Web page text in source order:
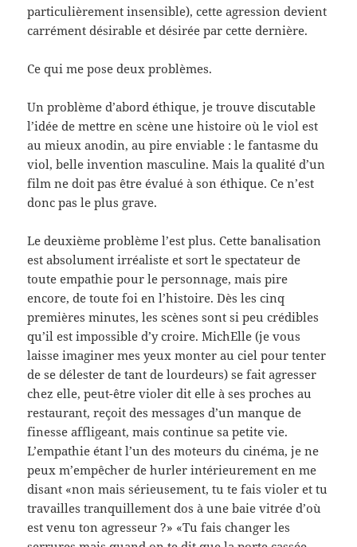
particulièrement insensible), cette agression devient
carrément désirable et désirée par cette dernière.
Ce qui me pose deux problèmes.
Un problème d’abord éthique, je trouve discutable
l’idée de mettre en scène une histoire où le viol est
au mieux anodin, au pire enviable : le fantasme du
viol, belle invention masculine. Mais la qualité d’un
film ne doit pas être évalué à son éthique. Ce n’est
donc pas le plus grave.
Le deuxième problème l’est plus. Cette banalisation
est absolument irréaliste et sort le spectateur de
toute empathie pour le personnage, mais pire
encore, de toute foi en l’histoire. Dès les cinq
premières minutes, les scènes sont si peu crédibles
qu’il est impossible d’y croire. MichElle (je vous
laisse imaginer mes yeux monter au ciel pour tenter
de se délester de tant de lourdeurs) se fait agresser
chez elle, peut-être violer dit elle à ses proches au
restaurant, reçoit des messages d’un manque de
finesse affligeant, mais continue sa petite vie.
L’empathie étant l’un des moteurs du cinéma, je ne
peux m’empêcher de hurler intérieurement en me
disant «non mais sérieusement, tu te fais violer et tu
travailles tranquillement dos à une baie vitrée d’où
est venu ton agresseur ?» «Tu fais changer les